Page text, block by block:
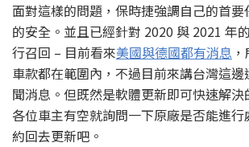
面對這樣的問題，保時捷強調自己的首
的安全。並且已經針對 2020 與 2021 年
行召回 – 目前看來美國與德國都有消息
車款都在範圍內，不過目前來講台灣這
聞消息。但既然是軟體更新即可快速解
各位車主有空就詢問一下原廠是否能進
約回去更新吧。